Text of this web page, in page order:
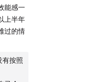
能感一
上半年
过的情
有按照